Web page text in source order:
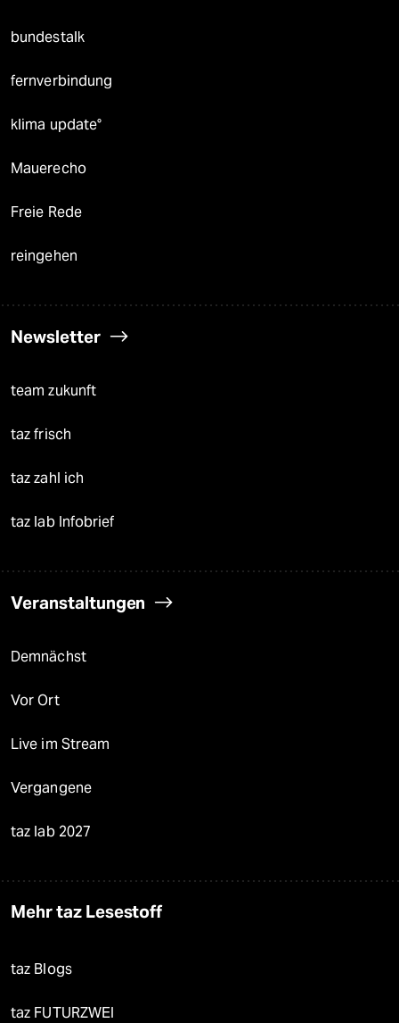
bundestalk
fernverbindung
klima update°
Mauerecho
Freie Rede
reingehen
Newsletter
team zukunft
taz frisch
taz zahl ich
taz lab Infobrief
Veranstaltungen
Demnächst
Vor Ort
Live im Stream
Vergangene
taz lab 2027
Mehr taz Lesestoff
taz Blogs
taz FUTURZWEI